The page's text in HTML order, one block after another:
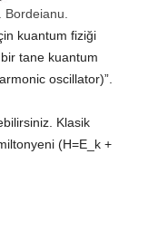
kuantum fiziği
tane kuantum
oscillator)”.
Klasik
(H=E_k +